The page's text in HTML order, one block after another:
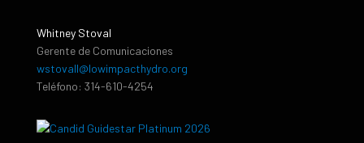
Whitney Stoval
Gerente de Comunicaciones
wstovall@lowimpacthydro.org
Teléfono: 314-610-4254